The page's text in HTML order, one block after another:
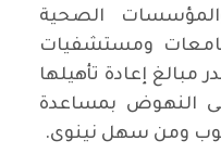
والمؤسسات الصحية
ومستشفيات
مبالغ إعادة تأهيلها
على النهوض بمساعدة
ومن سهل نينوى.